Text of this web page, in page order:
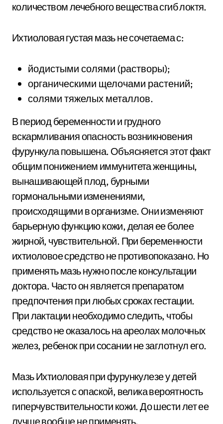
количеством лечебного вещества сгиб локтя.
Ихтиоловая густая мазь не сочетаема с:
йодистыми солями (растворы);
органическими щелочами растений;
солями тяжелых металлов.
В период беременности и грудного
вскармливания опасность возникновения
фурункула повышена. Объясняется этот факт
общим понижением иммунитета женщины,
вынашивающей плод, бурными
гормональными изменениями,
происходящими в организме. Они изменяют
барьерную функцию кожи, делая ее более
жирной, чувствительной. При беременности
ихтиоловое средство не противопоказано. Но
применять мазь нужно после консультации
доктора. Часто он является препаратом
предпочтения при любых сроках гестации.
При лактации необходимо следить, чтобы
средство не оказалось на ареолах молочных
желез, ребенок при сосании не заглотнул его.
Мазь Ихтиоловая при фурункулезе у детей
используется с опаской, велика вероятность
гиперчувствительности кожи. До шести лет ее
лучше вообще не применять.